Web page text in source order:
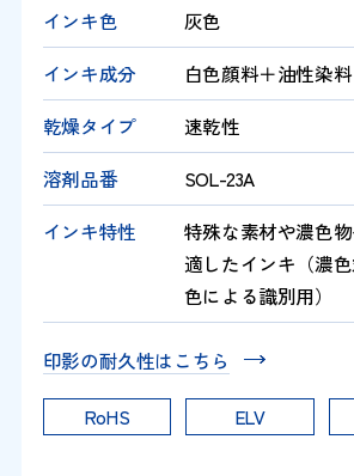
インキ色
灰色
インキ成分
白色顔料＋油性染料
乾燥タイプ
速乾性
溶剤品番
SOL-23A
インキ特性
特殊な素材や濃色
適したインキ（濃色
色による識別用）
印影の耐久性はこちら
RoHS ELV